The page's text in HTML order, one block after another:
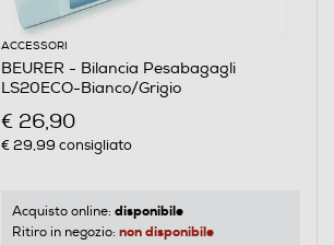
ACCESSORI
BEURER - Bilancia Pesabagagli
LS20ECO-Bianco/Grigio
€ 26,90
€ 29,99 consigliato
Acquisto online: disponibile
Ritiro in negozio: non disponibile